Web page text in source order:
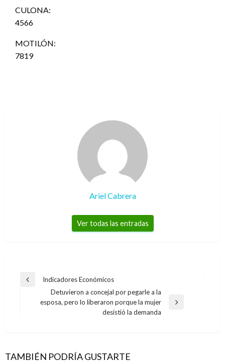
CULONA:
4566
MOTILÓN:
7819
Ariel Cabrera
Ver todas las entradas
Navegación
entradas
Entrada
Indicadores Económicos
Entrada
Detuvieron a concejal por pegarle a la
esposa, pero lo liberaron porque la mujer
desistió la demanda
TAMBIÉN PODRÍA GUSTARTE